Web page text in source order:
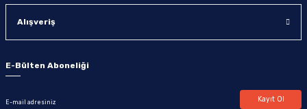
Alışveriş
E-Bülten Aboneliği
Kayıt Ol